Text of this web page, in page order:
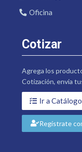
Oficina
Cotizar
Agrega los
Cotización, envía
Ir a Catálogo
Regístrate